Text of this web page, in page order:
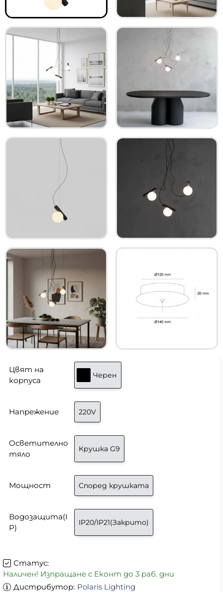
Статус:
Наличен! Изпращане с Еконт до 3 раб. дни
Дистрибутор: Polaris Lighting
Цвят на
корпуса
Черен
Напрежение 220V
Осветително
тяло
Крушка G9
Мощност Според крушката
Водозащита(I
P)
IP20/IP21(Закрито)